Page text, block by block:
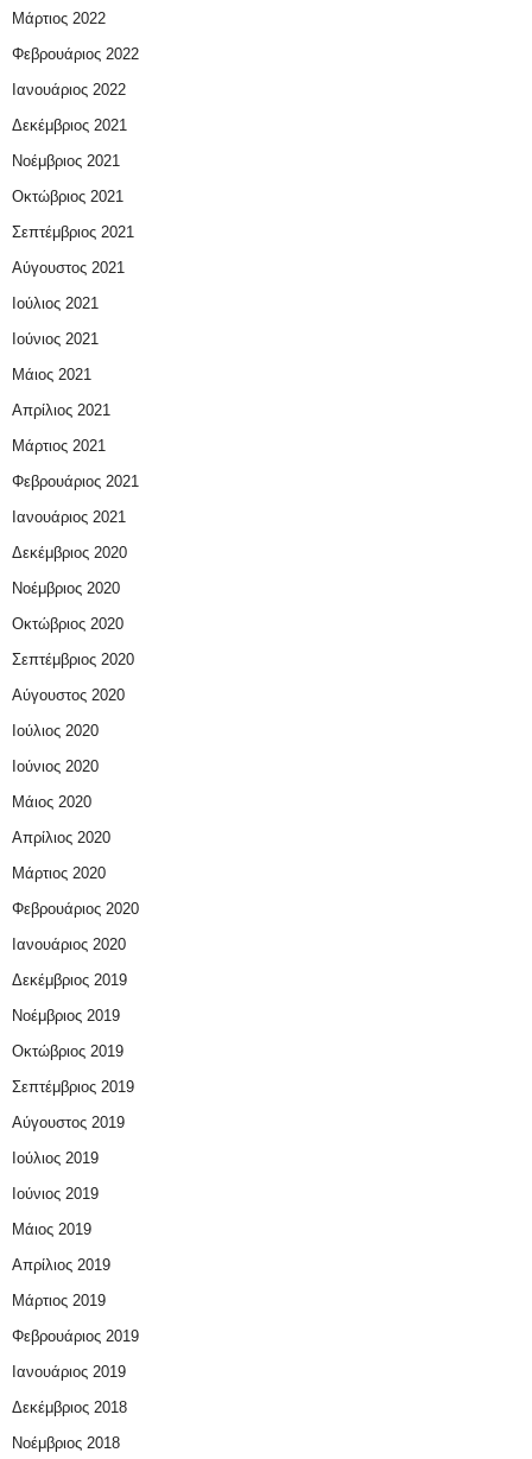
Μάρτιος 2022
Φεβρουάριος 2022
Ιανουάριος 2022
Δεκέμβριος 2021
Νοέμβριος 2021
Οκτώβριος 2021
Σεπτέμβριος 2021
Αύγουστος 2021
Ιούλιος 2021
Ιούνιος 2021
Μάιος 2021
Απρίλιος 2021
Μάρτιος 2021
Φεβρουάριος 2021
Ιανουάριος 2021
Δεκέμβριος 2020
Νοέμβριος 2020
Οκτώβριος 2020
Σεπτέμβριος 2020
Αύγουστος 2020
Ιούλιος 2020
Ιούνιος 2020
Μάιος 2020
Απρίλιος 2020
Μάρτιος 2020
Φεβρουάριος 2020
Ιανουάριος 2020
Δεκέμβριος 2019
Νοέμβριος 2019
Οκτώβριος 2019
Σεπτέμβριος 2019
Αύγουστος 2019
Ιούλιος 2019
Ιούνιος 2019
Μάιος 2019
Απρίλιος 2019
Μάρτιος 2019
Φεβρουάριος 2019
Ιανουάριος 2019
Δεκέμβριος 2018
Νοέμβριος 2018